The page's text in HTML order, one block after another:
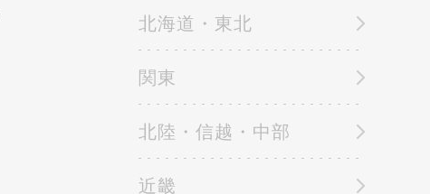
北海道・東北
関東
北陸・信越・中部
近畿